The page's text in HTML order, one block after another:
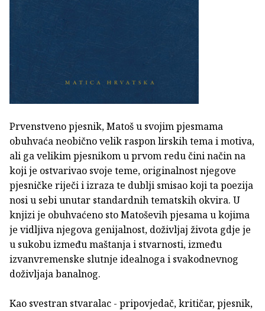
Prvenstveno pjesnik, Matoš u svojim pjesmama
obuhvaća neobično velik raspon lirskih tema i motiva,
ali ga velikim pjesnikom u prvom redu čini način na
koji je ostvarivao svoje teme, originalnost njegove
pjesničke riječi i izraza te dublji smisao koji ta poezija
nosi u sebi unutar standardnih tematskih okvira. U
knjizi je obuhvaćeno sto Matoševih pjesama u kojima
je vidljiva njegova genijalnost, doživljaj života gdje je
u sukobu između maštanja i stvarnosti, između
izvanvremenske slutnje idealnoga i svakodnevnog
doživljaja banalnog.
Kao svestran stvaralac - pripovjedač, kritičar, pjesnik,